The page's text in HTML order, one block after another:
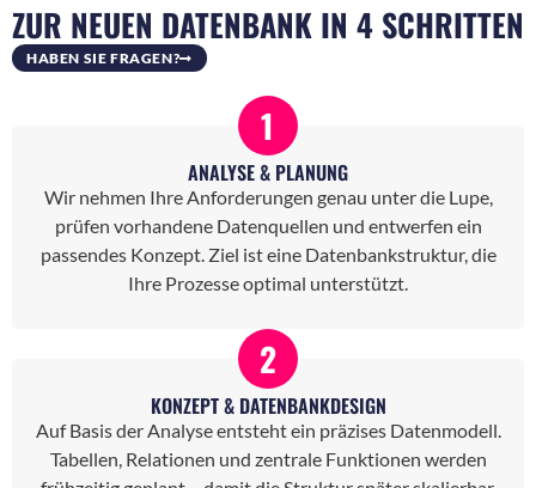
ZUR NEUEN DATENBANK IN 4 SCHRITTEN
HABEN SIE FRAGEN?
1
ANALYSE & PLANUNG
Wir nehmen Ihre Anforderungen genau unter die Lupe,
prüfen vorhandene Datenquellen und entwerfen ein
passendes Konzept. Ziel ist eine Datenbankstruktur, die
Ihre Prozesse optimal unterstützt.
2
KONZEPT & DATENBANKDESIGN
Auf Basis der Analyse entsteht ein präzises Datenmodell.
Tabellen, Relationen und zentrale Funktionen werden